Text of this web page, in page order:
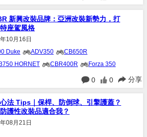
新興改裝品牌：亞洲改裝新勢力，打
座駕風格
年10月16日
Rebel 500
ADV XL750 Transalp XMAX300
R15 YZF-R3
0 0 分享
法 Tips｜保桿、防倒球、引擎護蓋？
護性改裝品適合我？
年08月21日